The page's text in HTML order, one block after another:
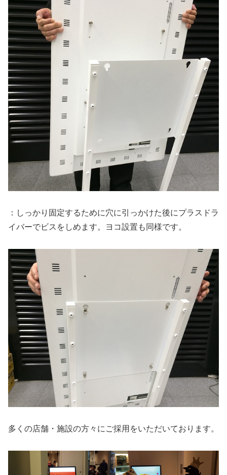
：しっかり固定するために穴に引っかけた後にプラスドラ
イバーでビスをしめます。ヨコ設置も同様です。
多くの店舗・施設の方々にご採用をいただいております。